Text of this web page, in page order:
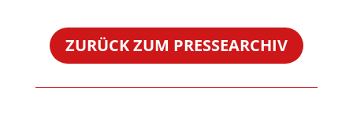
ZURÜCK ZUM PRESSEARCHIV